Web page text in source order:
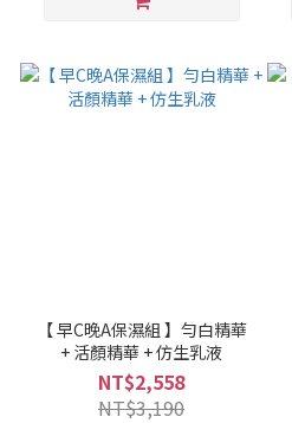
【 早C晚A保濕組 】勻白精華
+ 活顏精華 + 仿生乳液
NT$2,558
NT$3,190